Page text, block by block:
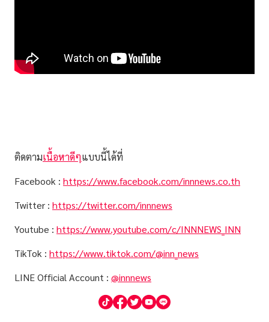
ติดตามเนื้อหาดีๆแบบนี้ได้ที่
Facebook : https://www.facebook.com/innnews.co.th
Twitter : https://twitter.com/innnews
Youtube : https://www.youtube.com/c/INNNEWS_INN
TikTok : https://www.tiktok.com/@inn_news
LINE Official Account : @innnews